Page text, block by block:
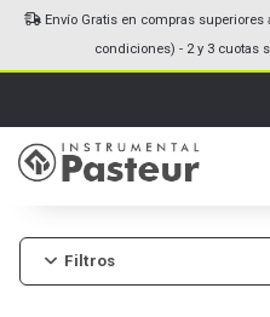
Envío Gratis en compras
condiciones) - 2 y 3 cuotas
Filtros